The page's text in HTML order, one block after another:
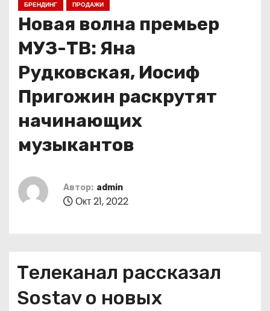
БРЕНДИНГ ПРОДАЖИ
Новая волна премьер
МУЗ-ТВ: Яна
Рудковская, Иосиф
Пригожин раскрутят
начинающих
музыкантов
Автор: admin
Окт 21, 2022
Телеканал рассказал
Sostav о новых